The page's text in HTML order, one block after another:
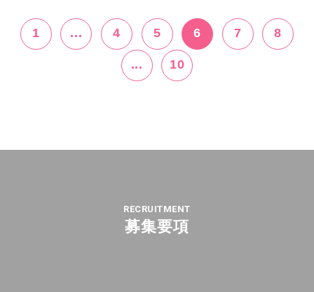
1 ... 4 5 6 7 8
... 10
RECRUITMENT
募集要項